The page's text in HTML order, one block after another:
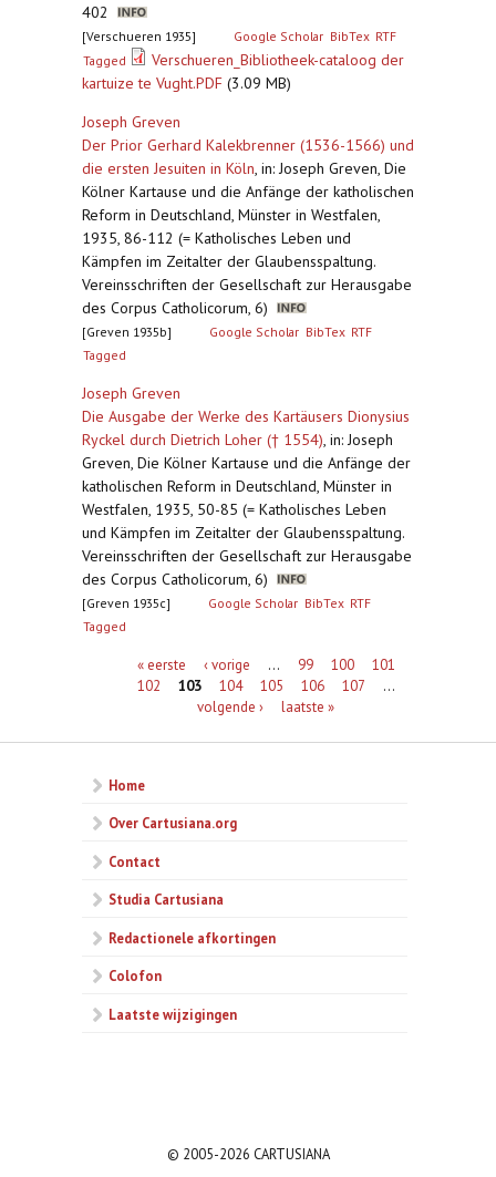
402
[Verschueren 1935] Google Scholar BibTex RTF
Tagged
Verschueren_Bibliotheek-cataloog der
kartuize te Vught.PDF (3.09 MB)
Joseph Greven
Der Prior Gerhard Kalekbrenner (1536-1566) und
die ersten Jesuiten in Köln, in: Joseph Greven, Die
Kölner Kartause und die Anfänge der katholischen
Reform in Deutschland, Münster in Westfalen,
1935, 86-112 (= Katholisches Leben und
Kämpfen im Zeitalter der Glaubensspaltung.
Vereinsschriften der Gesellschaft zur Herausgabe
des Corpus Catholicorum, 6)
[Greven 1935b] Google Scholar BibTex RTF
Tagged
Joseph Greven
Die Ausgabe der Werke des Kartäusers Dionysius
Ryckel durch Dietrich Loher († 1554), in: Joseph
Greven, Die Kölner Kartause und die Anfänge der
katholischen Reform in Deutschland, Münster in
Westfalen, 1935, 50-85 (= Katholisches Leben
und Kämpfen im Zeitalter der Glaubensspaltung.
Vereinsschriften der Gesellschaft zur Herausgabe
des Corpus Catholicorum, 6)
[Greven 1935c] Google Scholar BibTex RTF
Tagged
Pagina's« eerste ‹ vorige … 99 100
101
102
103 104 105 106 107
…
volgende ›
laatste »
Home
Over Cartusiana.org
Contact
Studia Cartusiana
Redactionele afkortingen
Colofon
Laatste wijzigingen
© 2005-2026 CARTUSIANA